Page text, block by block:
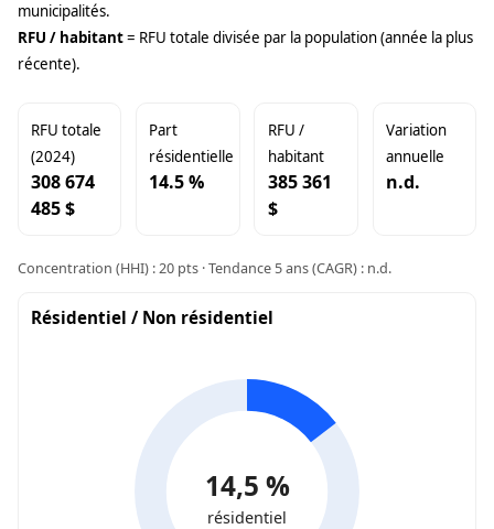
municipalités.
RFU / habitant= RFU totale divisée par la population (année la plus
récente).
RFU totale
(2024)
308 674
485 $
Part
résidentielle
14.5 %
RFU /
habitant
385 361
$
Variation
annuelle
n.d.
Concentration (HHI) : 20 pts · Tendance 5 ans (CAGR) : n.d.
Résidentiel / Non résidentiel
14,5 %
résidentiel